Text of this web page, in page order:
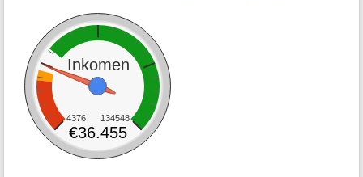
Inkomen
4376 134548
€36.455